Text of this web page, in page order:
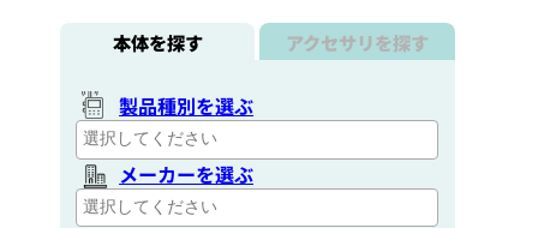
本体を探す アクセサリを探す
製品種別を選ぶ
メーカーを選ぶ